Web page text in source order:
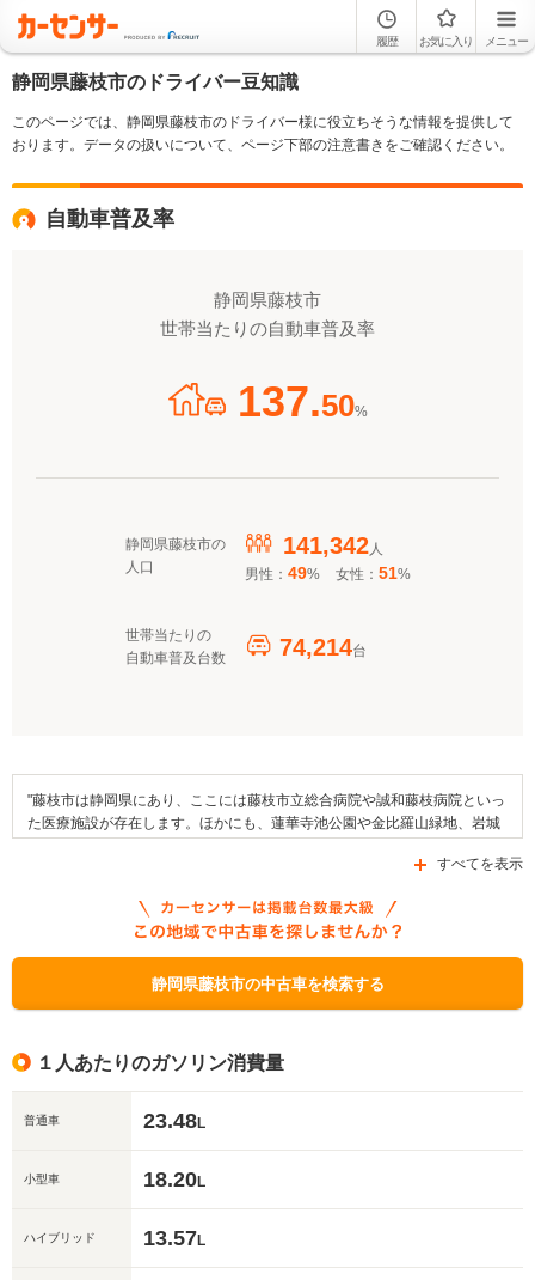
履歴 お気に入り メニュー
静岡県藤枝市のドライバー豆知識
このページでは、静岡県藤枝市のドライバー様に役立ちそうな情報を提供して
おります。データの扱いについて、ページ下部の注意書きをご確認ください。
自動車普及率
静岡県藤枝市
世帯当たりの自動車普及率
137.50%
静岡県藤枝市の
人口
141,342人
男性： 49% 女性： 51%
世帯当たりの
自動車普及台数
74,214台
"藤枝市は静岡県にあり、ここには藤枝市立総合病院や誠和藤枝病院といっ
た医療施設が存在します。ほかにも、蓮華寺池公園や金比羅山緑地、岩城
例年、蓮華寺池公園の藤まつりや金比羅山瀬戸川桜まつりあるいは、滝ノ
ては、藤枝茶やしいたけなどが知られています。交通面では、国道1号線
や県道209号線、県道381号線などの道路を利用することが可能であるほ
か、JR東海・東海道本線がエリア内に乗り入れています。なお、藤枝市で
は、「次世代自動車充電インフラ整備促進事業」や「クリーンエネルギー
すべてを表示
静岡県藤枝市の中古車を検索する
１人あたりのガソリン消費量
普通車 23.48L
小型車 18.20L
ハイブリッド 13.57L